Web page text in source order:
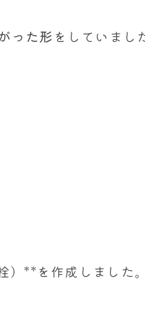
った形 をしていまし
**を作成しました。